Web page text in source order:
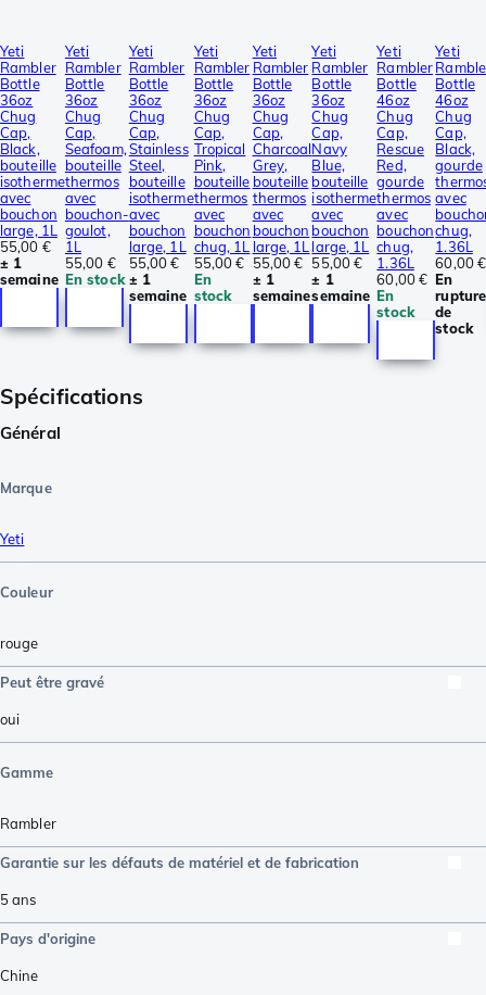
Yeti
Rambler
Bottle
36oz
Chug
Cap,
Black,
bouteille
isotherme
avec
bouchon
large, 1L
55,00 €
± 1
semaine
Yeti
Rambler
Bottle
36oz
Chug
Cap,
Seafoam,
bouteille
thermos
avec
bouchon-
goulot,
1L
55,00 €
En stock
Yeti
Rambler
Bottle
36oz
Chug
Cap,
Stainless
Steel,
bouteille
isotherme
avec
bouchon
large, 1L
55,00 €
± 1
semaine
Yeti
Rambler
Bottle
36oz
Chug
Cap,
Tropical
Pink,
bouteille
thermos
avec
bouchon
chug, 1L
55,00 €
En
stock
Yeti
Rambler
Bottle
36oz
Chug
Cap,
Charcoal
Grey,
bouteille
thermos
avec
bouchon
large, 1L
55,00 €
± 1
semaine
Yeti
Rambler
Bottle
36oz
Chug
Cap,
Navy
Blue,
bouteille
isotherme
avec
bouchon
large, 1L
55,00 €
± 1
semaine
Yeti
Rambler
Bottle
46oz
Chug
Cap,
Rescue
Red,
gourde
thermos
avec
bouchon
chug,
1.36L
60,00 €
En
stock
Yeti
Bottle
46oz
Chug
Cap,
Black,
gourde
avec
chug,
1.36L
60,00 €
En
rupture
de
stock
Spécifications
Général
Marque
Yeti
Couleur
rouge
Peut être gravé
oui
Gamme
Rambler
Garantie sur les défauts de matériel et de fabrication
5 ans
Pays d'origine
Chine